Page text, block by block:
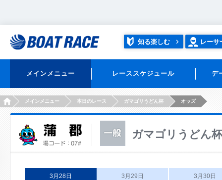
知る楽しむ レーサ
メインメニュー レーススケジュール デ
HOMEメインメニュー 本日のレース ガマゴリうどん杯 オッズ
ガマゴリうどん杯
3月28日 3月29日 3月30日